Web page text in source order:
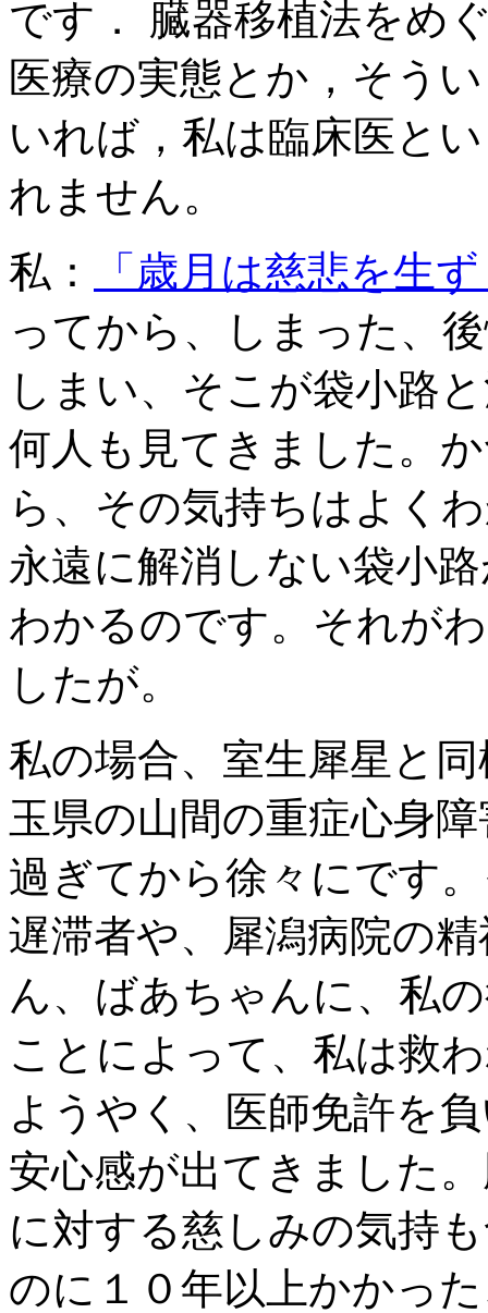
です． 臓器移植法をめ
医療の実態とか，そう
いれば，私は臨床医と
れません。
私：
「歳月は慈悲を生
ってから、しまった、
しまい、そこが袋小路
何人も見てきました。
ら、その気持ちはよく
永遠に解消しない袋小
わかるのです。それが
したが。
私の場合、室生犀星と
玉県の山間の重症心身
過ぎてから徐々にです
遅滞者や、犀潟病院の
ん、ばあちゃんに、私
ことによって、私は救
ようやく、医師免許を
安心感が出てきました
に対する慈しみの気持
のに１０年以上かかっ